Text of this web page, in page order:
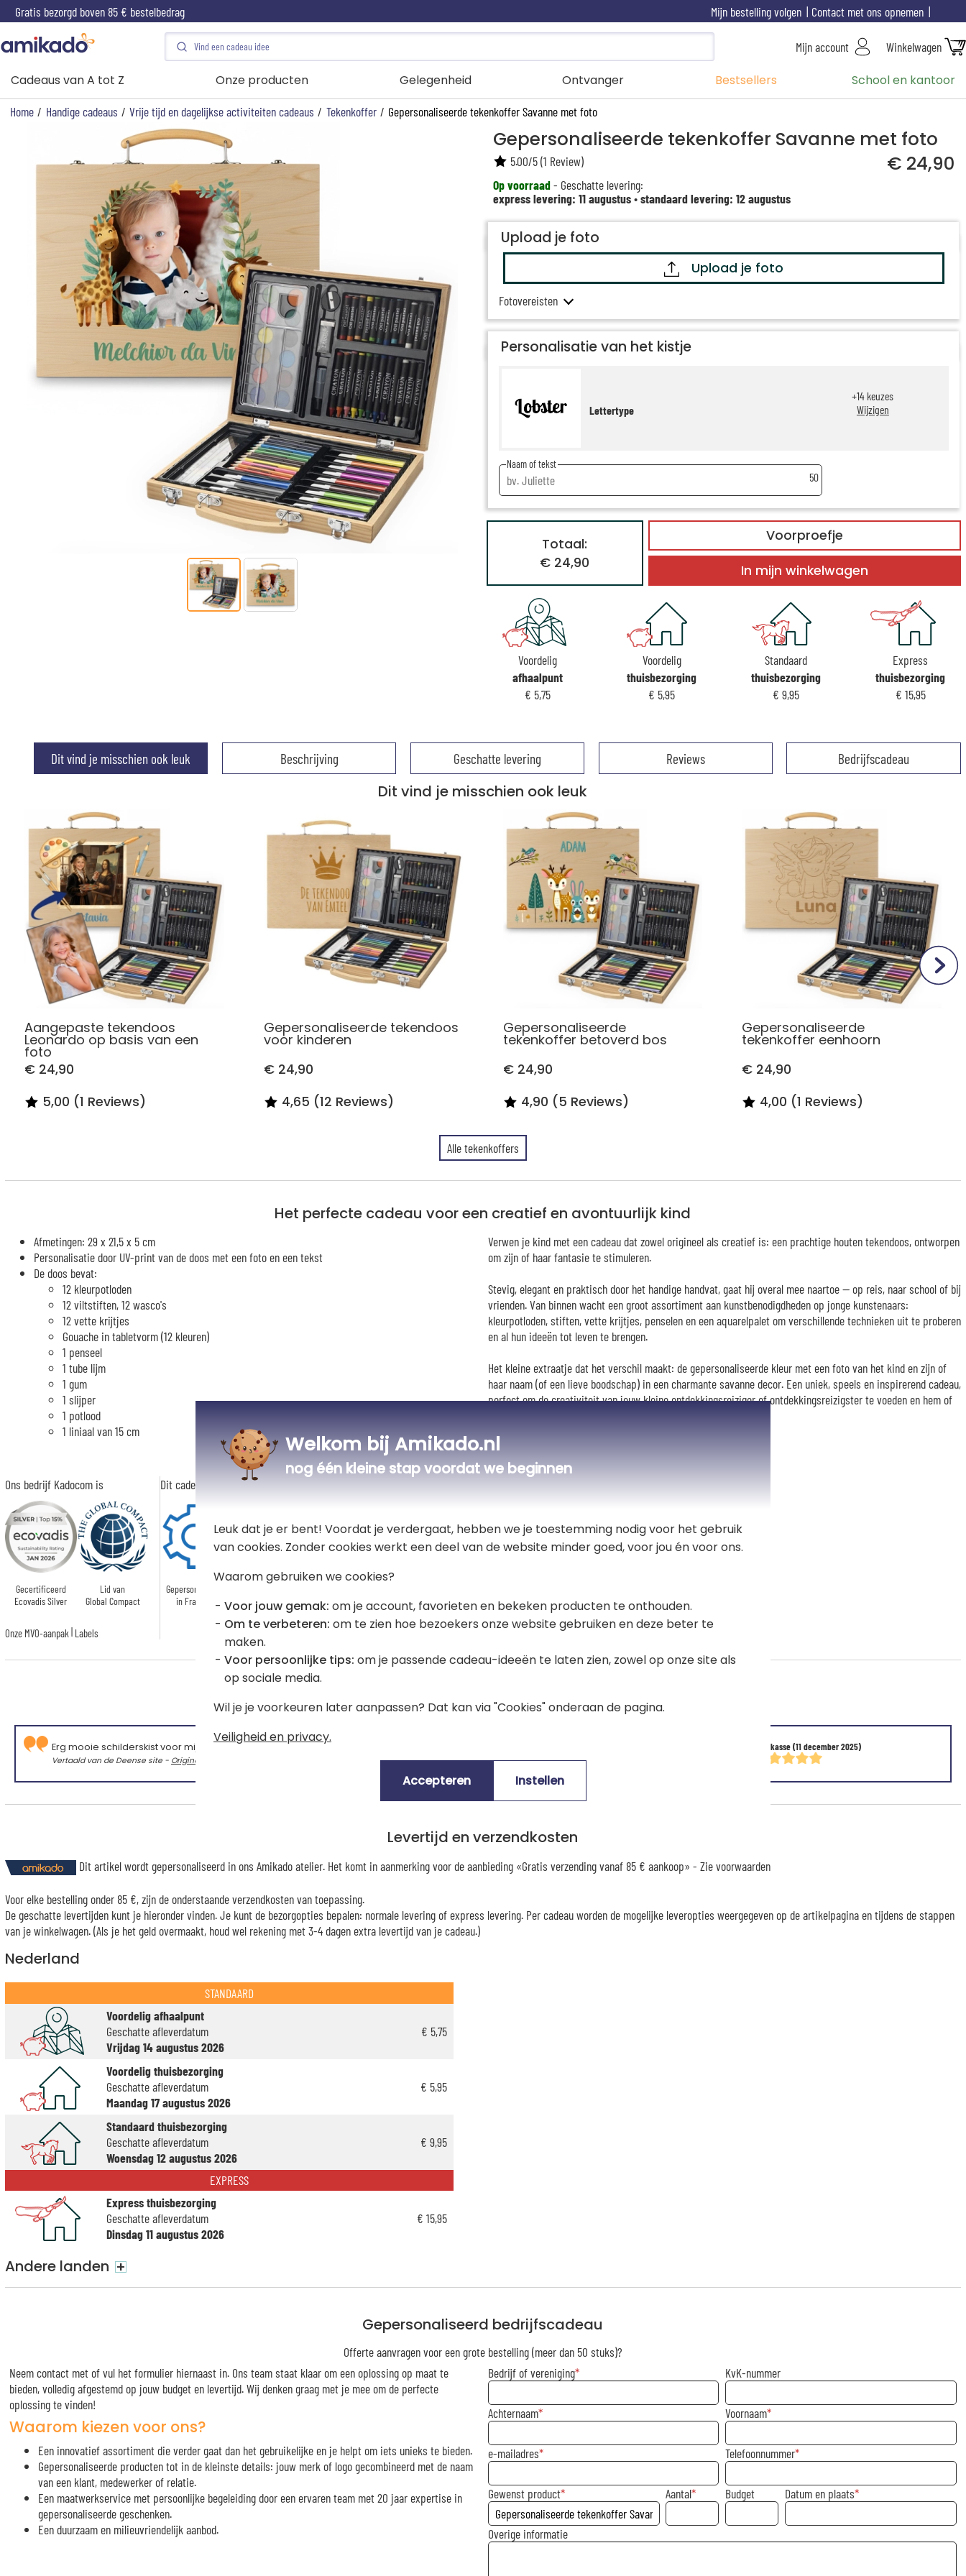
Gratis bezorgd boven 85 € bestelbedrag Contact met ons opnemen
Mijn bestelling volgen
Mijn account Winkelwagen
Cadeaus van A tot Z Onze producten Gelegenheid Ontvanger Bestsellers School en kantoor
Home / Handige cadeaus / Vrije tijd en dagelijkse activiteiten cadeaus / Tekenkoffer / Gepersonaliseerde tekenkoffer Savanne met foto
Gepersonaliseerde tekenkoffer Savanne met foto
€ 24,90
Op voorraad- Geschatte levering:
express levering: 11 augustus•standaard levering: 12 augustus
5.00/5(1 Review)
Upload je foto
Upload je foto
Fotovereisten
Personalisatie van het kistje
Lettertype
+14 keuzes
Wijzigen
Naam of tekst
50
Voorproefje
Totaal:
€ 24,90
In mijn winkelwagen
Voordelig
afhaalpunt
€ 5,75
Voordelig
thuisbezorging
€ 5,95
Standaard
thuisbezorging
€ 9,95
Express
thuisbezorging
€ 15,95
Dit vind je misschien ook leuk Beschrijving Geschatte levering Reviews Bedrijfscadeau
Dit vind je misschien ook leuk
Aangepaste tekendoos
Leonardo op basis van een
foto
€ 24,90
5,00 (1 Reviews)
Gepersonaliseerde tekendoos
voor kinderen
€ 24,90
4,65 (12 Reviews)
Gepersonaliseerde
tekenkoffer betoverd bos
€ 24,90
4,90 (5 Reviews)
Gepersonaliseerde
tekenkoffer eenhoorn
€ 24,90
4,00 (1 Reviews)
Alle tekenkoffers
Het perfecte cadeau voor een creatief en avontuurlijk kind
Afmetingen: 29 x 21,5 x 5 cm
Personalisatie door UV-print van de doos met een foto en een tekst
De doos bevat:
12 kleurpotloden
12 viltstiften, 12 wasco's
12 vette krijtjes
Gouache in tabletvorm (12 kleuren)
1 penseel
1 tube lijm
1 gum
1 slijper
1 potlood
1 liniaal van 15 cm
Ons bedrijf Kadocom is
Gecertificeerd
Ecovadis Silver
Lid van
Global Compact
Onze MVO-aanpak | Labels
Dit cadeau is
Gepersonaliseerd
in Frankrijk
Verwen je kind met een cadeau dat zowel origineel als creatief is: een prachtige houten tekendoos, ontworpen
om zijn of haar fantasie te stimuleren.
Stevig, elegant en praktisch door het handige handvat, gaat hij overal mee naartoe — op reis, naar school of bij
vrienden. Van binnen wacht een groot assortiment aan kunstbenodigdheden op jonge kunstenaars:
kleurpotloden, stiften, vette krijtjes, penselen en een aquarelpalet om verschillende technieken uit te proberen
en al hun ideeën tot leven te brengen.
Het kleine extraatje dat het verschil maakt: de gepersonaliseerde kleur met een foto van het kind en zijn of
haar naam (of een lieve boodschap) in een charmante savanne decor. Een uniek, speels en inspirerend cadeau,
perfect om de creativiteit van jouw kleine ontdekkingsreiziger of ontdekkingsreizigster te voeden en hem of
(5.00/5)
Malekasse(11 december 2025)
Erg mooie schilderskist voor mijn kleinkind.
Vertaald van de Deense site - Originele taal
Levertijd en verzendkosten
Dit artikel wordt gepersonaliseerd in ons Amikado atelier. Het komt in aanmerking voor de aanbieding «Gratis verzending vanaf 85 € aankoop» - Zie voorwaarden
Voor elke bestelling onder 85 €, zijn de onderstaande verzendkosten van toepassing.
De geschatte levertijden kunt je hieronder vinden. Je kunt de bezorgopties bepalen: normale levering of express levering. Per cadeau worden de mogelijke leveropties weergegeven op de artikelpagina en tijdens de stappen
van je winkelwagen. (Als je het geld overmaakt, houd wel rekening met 3-4 dagen extra levertijd van je cadeau.)
Nederland
STANDAARD
Voordelig afhaalpunt
Geschatte afleverdatum
Vrijdag 14 augustus 2026
€ 5,75
Voordelig thuisbezorging
Geschatte afleverdatum
Maandag 17 augustus 2026
€ 5,95
Standaard thuisbezorging
Geschatte afleverdatum
Woensdag 12 augustus 2026
€ 9,95
EXPRESS
Express thuisbezorging
Geschatte afleverdatum
Dinsdag 11 augustus 2026
€ 15,95
Andere landen +
Gepersonaliseerd bedrijfscadeau
Offerte aanvragen voor een grote bestelling (meer dan 50 stuks)?
Neem contact met of vul het formulier hiernaast in. Ons team staat klaar om een oplossing op maat te
bieden, volledig afgestemd op jouw budget en levertijd. Wij denken graag met je mee om de perfecte
oplossing te vinden!
Waarom kiezen voor ons?
Een innovatief assortiment die verder gaat dan het gebruikelijke en je helpt om iets unieks te bieden.
Gepersonaliseerde producten tot in de kleinste details: jouw merk of logo gecombineerd met de naam
van een klant, medewerker of relatie.
Een maatwerkservice met persoonlijke begeleiding door een ervaren team met 20 jaar expertise in
gepersonaliseerde geschenken.
Een duurzaam en milieuvriendelijk aanbod.
Bedrijf of vereniging KvK-nummer
Achternaam Voornaam
e-mailadres Telefoonnummer
Gewenst product Aantal Budget Datum en plaats
Overige informatie
Welkom bij Amikado.nl
nog één kleine stap voordat we beginnen
Leuk dat je er bent! Voordat je verdergaat, hebben we je toestemming nodig voor het gebruik
van cookies. Zonder cookies werkt een deel van de website minder goed, voor jou én voor ons.
Waarom gebruiken we cookies?
Voor jouw gemak: om je account, favorieten en bekeken producten te onthouden.
Om te verbeteren: om te zien hoe bezoekers onze website gebruiken en deze beter te
maken.
Voor persoonlijke tips: om je passende cadeau-ideeën te laten zien, zowel op onze site als
op sociale media.
Wil je je voorkeuren later aanpassen? Dat kan via "Cookies" onderaan de pagina.
Veiligheid en privacy.
Accepteren Instellen